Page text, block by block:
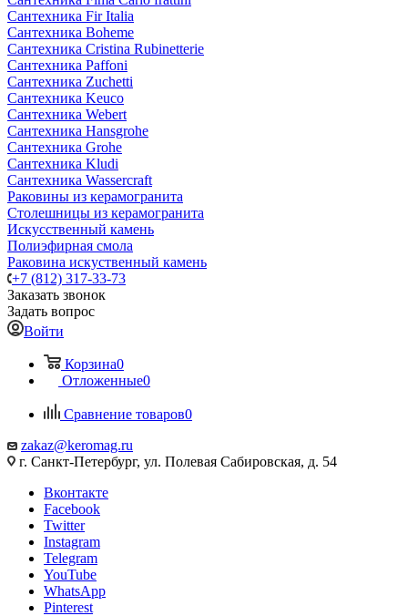
Сантехника Fir Italia
Сантехника Boheme
Сантехника Cristina Rubinetterie
Сантехника Paffoni
Сантехника Zuchetti
Сантехника Keuco
Сантехника Webert
Сантехника Hansgrohe
Сантехника Grohe
Сантехника Kludi
Сантехника Wassercraft
Раковины из керамогранита
Столешницы из керамогранита
Искусственный камень
Полиэфирная смола
Раковина искуственный камень
+7 (812) 317-33-73
Заказать звонок
Задать вопрос
Войти
Корзина0
Отложенные0
Сравнение товаров0
zakaz@keromag.ru
г. Санкт-Петербург, ул. Полевая Сабировская, д. 54
Вконтакте
Facebook
Twitter
Instagram
Telegram
YouTube
WhatsApp
Pinterest